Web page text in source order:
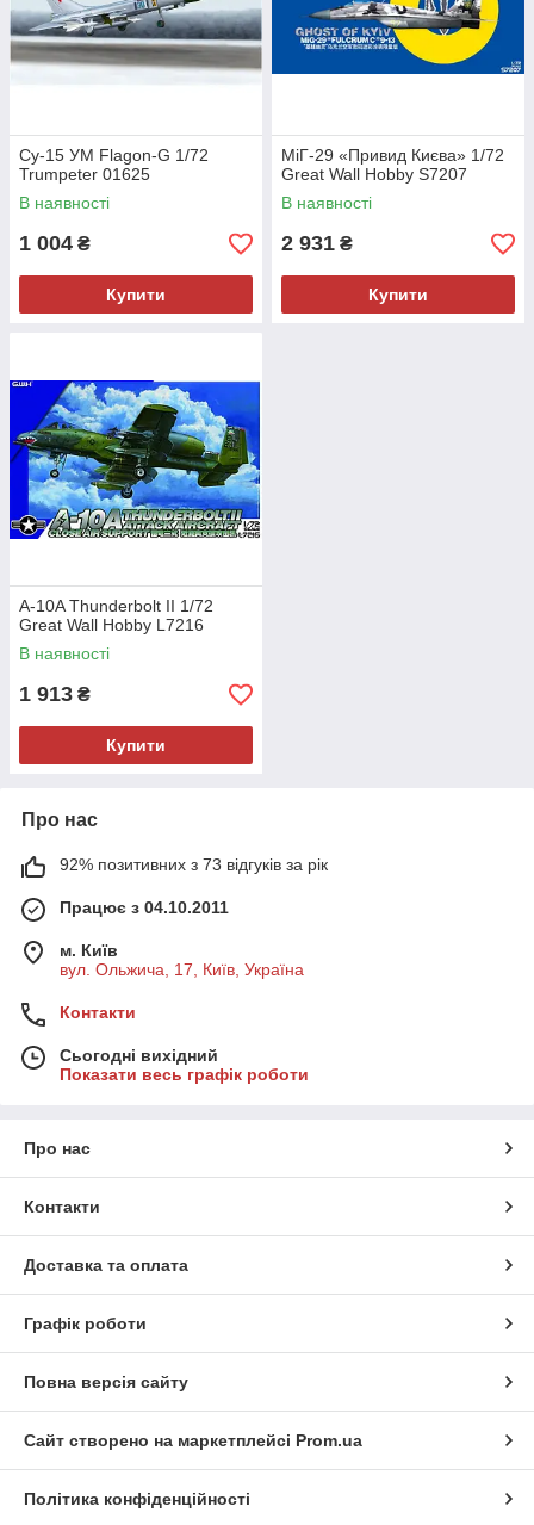
Су-15 УМ Flagon-G 1/72
Trumpeter 01625
В наявності
1 004 ₴
Купити
МіГ-29 «Привид Києва» 1/72
Great Wall Hobby S7207
В наявності
2 931 ₴
Купити
A-10A Thunderbolt II 1/72
Great Wall Hobby L7216
В наявності
1 913 ₴
Купити
Про нас
92% позитивних з 73 відгуків за рік
Працює з 04.10.2011
м. Київ
вул. Ольжича, 17, Київ, Україна
Контакти
Сьогодні вихідний
Показати весь графік роботи
Про нас
Контакти
Доставка та оплата
Графік роботи
Повна версія сайту
Сайт створено на маркетплейсі Prom.ua
Політика конфіденційності